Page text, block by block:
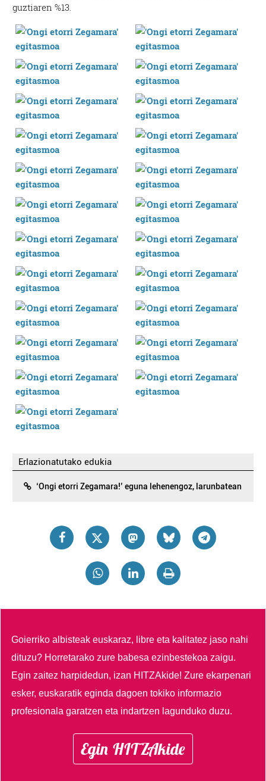
guztiaren %13.
Erlazionatutako edukia
‘Ongi etorri Zegamara!’ eguna lehenengoz, larunbatean
Goierriko albisteak euskaraz, libre eta kalitatez jaso nahi
dituzu? Horretarako zure babesa ezinbestekoa zaigu.
Egin zaitez harpidedun, izan HITZAkide!Zure ekarpenari
esker, euskaratik eginda dagoen tokiko informazio
profesionala garatzen eta indartzen lagunduko duzu.
Egin HITZAkide